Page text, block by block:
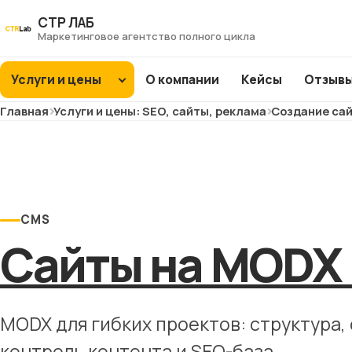
СТР ЛАБ
Маркетинговое агентство полного цикла
Услуги и цены
NEW
ХИТ
Сайты услуг
клиники
О компании Кейсы
NEW
Главная Услуги и цены: SEO, сайты, реклама Создание
CMS
Сайты на MODX
MODX для гибких проектов: